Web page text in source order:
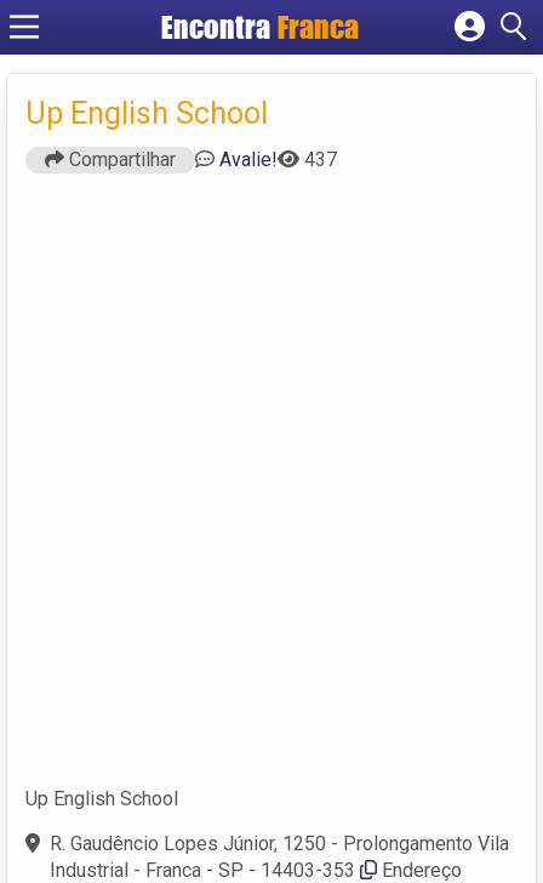
Encontra Franca
Cadastrar empresa
Criar conta
Up English School
Compartilhar Avalie! 437
Up English School
R. Gaudêncio Lopes Júnior, 1250 - Prolongamento Vila
Industrial - Franca - SP - 14403-353
Endereço